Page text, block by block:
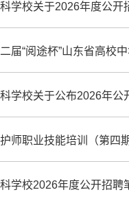
学校关于2026年度公开
届“阅途杯”山东省高校
学校关于公布2026年
师职业技能培训（第四
学校2026年度公开招聘